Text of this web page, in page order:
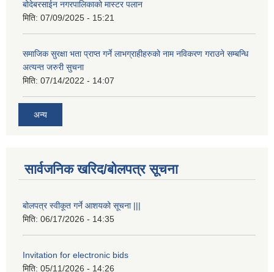
बोदेबरसाईन नगरपालिकाको मास्टर पलान
मिति: 07/09/2025 - 15:21
समाजिक सुरक्षा भता प्राप्त गर्ने लाभग्राहीहरुको नाम नविकरण गराउने सम्बन्धि
अत्यन्त जरुरी सुचना
मिति: 07/14/2022 - 14:07
अन्य
सार्वजनिक खरिद/बोलपत्र सूचना
बोलपत्र स्वीकूत गर्ने आशयको सूचना |||
मिति: 06/17/2026 - 14:35
Invitation for electronic bids
मिति: 05/11/2026 - 14:26